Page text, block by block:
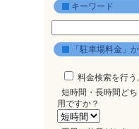
キーワード
「駐車場料金」
料金検索を行う
短時間・長時間ど
用ですか？